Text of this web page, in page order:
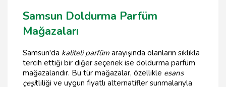
Samsun Doldurma Parfüm
Mağazaları
Samsun'da kaliteli parfüm arayışında olanların sıklıkla
tercih ettiği bir diğer seçenek ise doldurma parfüm
mağazalarıdır. Bu tür mağazalar, özellikle esans
çeşitliliği ve uygun fiyatlı alternatifler sunmalarıyla